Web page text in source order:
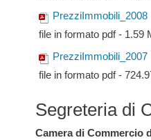
PrezziImmobili_2008
file in formato pdf - 1.59
PrezziImmobili_2007
file in formato pdf -
Segreteria di
Camera di Commercio